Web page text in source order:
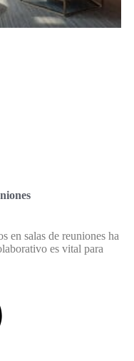
en salas de reuniones ha
es vital para